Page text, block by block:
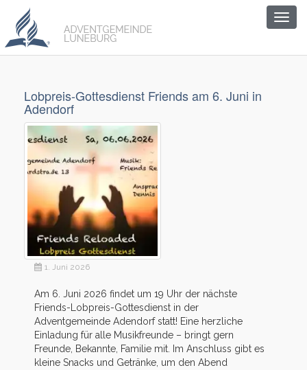
Lobpreis-Gottesdienst Friends am 6. Juni in
Adendorf
1. Juni 2026
Am 6. Juni 2026 findet um 19 Uhr der nächste
Friends-Lobpreis-Gottesdienst in der
Adventgemeinde Adendorf statt! Eine herzliche
Einladung für alle Musikfreunde – bringt gern
Freunde, Bekannte, Familie mit. Im Anschluss gibt es
kleine Snacks und Getränke, um den Abend